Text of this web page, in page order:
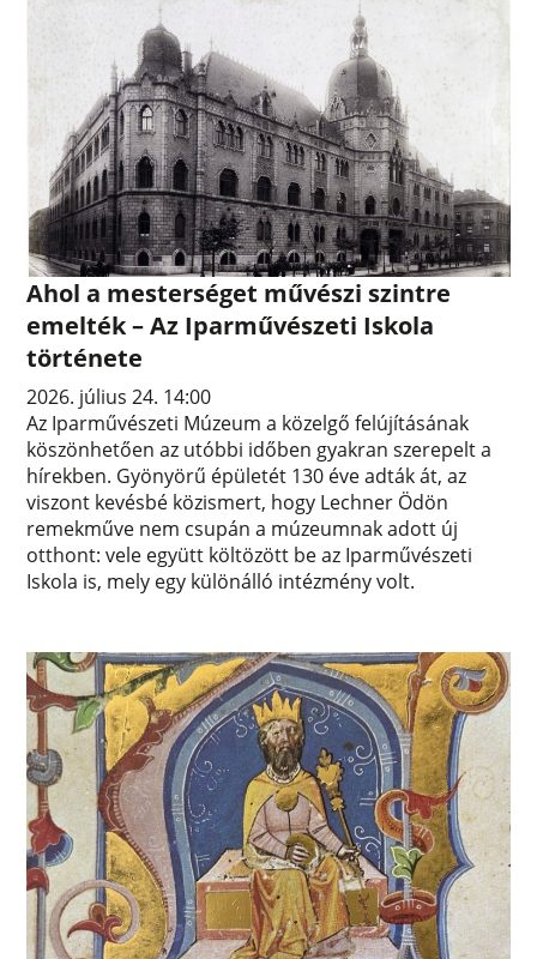
Ahol a mesterséget művészi szintre
emelték – Az Iparművészeti Iskola
története
2026. július 24. 14:00
Az Iparművészeti Múzeum a közelgő felújításának
köszönhetően az utóbbi időben gyakran szerepelt a
hírekben. Gyönyörű épületét 130 éve adták át, az
viszont kevésbé közismert, hogy Lechner Ödön
remekműve nem csupán a múzeumnak adott új
otthont: vele együtt költözött be az Iparművészeti
Iskola is, mely egy különálló intézmény volt.